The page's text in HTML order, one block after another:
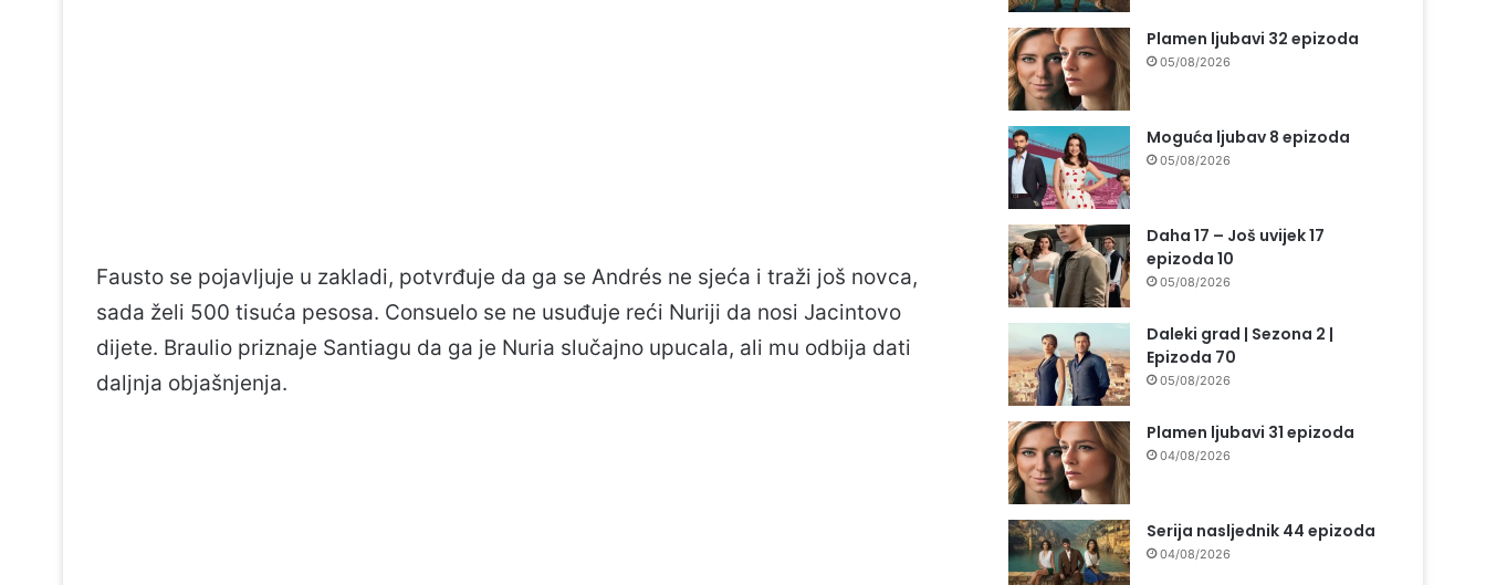
Fausto se pojavljuje u zakladi, potvrđuje da ga se Andrés ne sjeća i traži još novca,
sada želi 500 tisuća pesosa. Consuelo se ne usuđuje reći Nuriji da nosi Jacintovo
dijete. Braulio priznaje Santiagu da ga je Nuria slučajno upucala, ali mu odbija dati
daljnja objašnjenja.
Plamen ljubavi 32 epizoda
05/08/2026
Moguća ljubav 8 epizoda
05/08/2026
Daha 17 – Još uvijek 17
epizoda 10
05/08/2026
Daleki grad | Sezona 2 |
Epizoda 70
05/08/2026
Plamen ljubavi 31 epizoda
04/08/2026
Serija nasljednik 44 epizoda
04/08/2026